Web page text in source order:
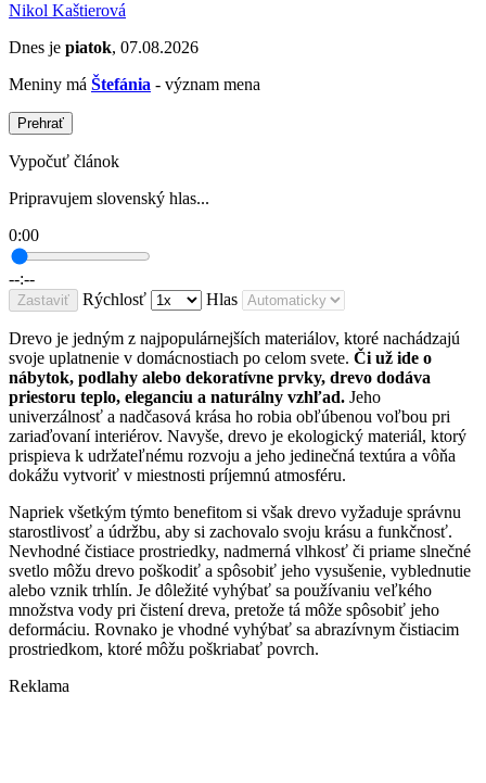
Nikol Kaštierová
Dnes je piatok, 07.08.2026
Meniny má Štefánia - význam mena
Prehrať
Vypočuť článok
Pripravujem slovenský hlas...
0:00
--:--
Zastaviť Rýchlosť Hlas
Drevo je jedným z najpopulárnejších materiálov, ktoré nachádzajú
svoje uplatnenie v domácnostiach po celom svete. Či už ide o
nábytok, podlahy alebo dekoratívne prvky, drevo dodáva
priestoru teplo, eleganciu a naturálny vzhľad. Jeho
univerzálnosť a nadčasová krása ho robia obľúbenou voľbou pri
zariaďovaní interiérov. Navyše, drevo je ekologický materiál, ktorý
prispieva k udržateľnému rozvoju a jeho jedinečná textúra a vôňa
dokážu vytvoriť v miestnosti príjemnú atmosféru.
Napriek všetkým týmto benefitom si však drevo vyžaduje správnu
starostlivosť a údržbu, aby si zachovalo svoju krásu a funkčnosť.
Nevhodné čistiace prostriedky, nadmerná vlhkosť či priame slnečné
svetlo môžu drevo poškodiť a spôsobiť jeho vysušenie, vyblednutie
alebo vznik trhlín. Je dôležité vyhýbať sa používaniu veľkého
množstva vody pri čistení dreva, pretože tá môže spôsobiť jeho
deformáciu. Rovnako je vhodné vyhýbať sa abrazívnym čistiacim
prostriedkom, ktoré môžu poškriabať povrch.
Reklama